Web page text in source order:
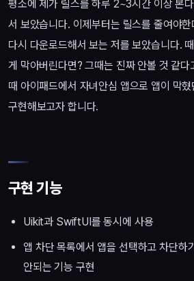
평소에 제가 릴스를 하루 2~3시간 이상 본
서 보았습니다. 이제부터는 릴스를 줄여야
다시 다운로드해서 보는 저를 보았습니다.
게 막아버린다면? 그때는 진짜 안볼 것 같다
때 아이패드에서 자녀안심 앱으로 앱이 막
구현해보고자 합니다.
구현 기능
Uikit과 SwiftUI를 동시에 사용
앱 차단 목록에서 앱을 선택하고 차단하
안되는 기능 구현